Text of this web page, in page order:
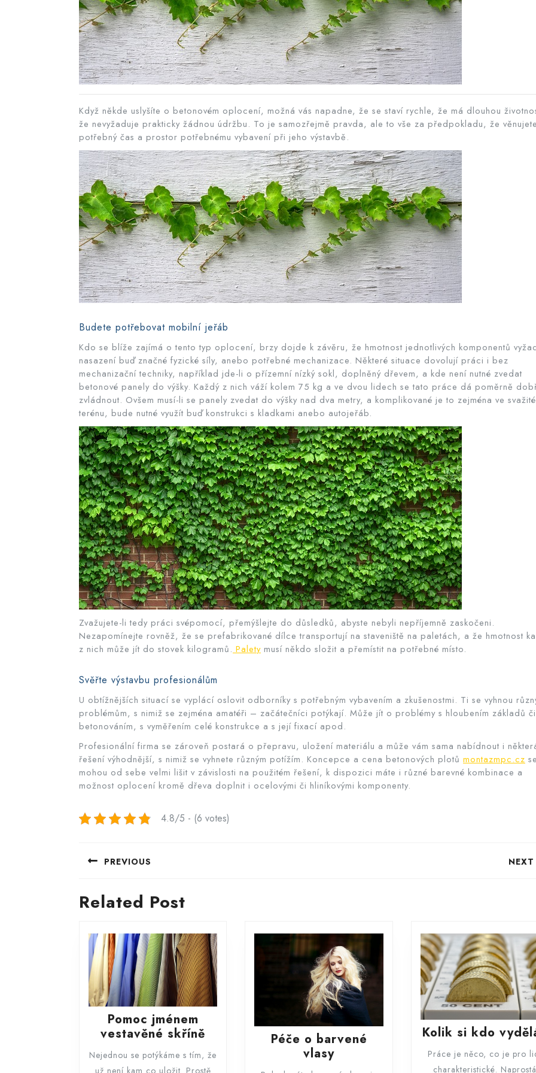
Když někde uslyšíte o betonovém oplocení, možná vás napadne, že se staví rychle, že má dlouhou
že nevyžaduje prakticky žádnou údržbu. To je samozřejmě pravda, ale to vše za předpokladu, že věnujete
potřebný čas a prostor potřebnému vybavení při jeho výstavbě.
Budete potřebovat mobilní jeřáb
Kdo se blíže zajímá o tento typ oplocení, brzy dojde k závěru, že hmotnost jednotlivých komponentů
nasazení buď značné fyzické síly, anebo potřebné mechanizace. Některé situace dovolují práci i bez
mechanizační techniky, například jde-li o přízemní nízký sokl, doplněný dřevem, a kde není nutné zvedat
betonové panely do výšky. Každý z nich váží kolem 75 kg a ve dvou lidech se tato práce dá poměrně
zvládnout. Ovšem musí-li se panely zvedat do výšky nad dva metry, a komplikované je to zejména ve
terénu, bude nutné využít buď konstrukci s kladkami anebo autojeřáb.
Zvažujete-li tedy práci svépomocí, přemýšlejte do důsledků, abyste nebyli nepříjemně zaskočeni.
Nezapomínejte rovněž, že se prefabrikované dílce transportují na staveniště na paletách, a že hmotnost
z nich může jít do stovek kilogramů. Palety musí někdo složit a přemístit na potřebné místo.
Svěřte výstavbu profesionálům
U obtížnějších situací se vyplácí oslovit odborníky s potřebným vybavením a zkušenostmi. Ti se vyhnou
problémům, s nimiž se zejména amatéři – začátečníci potýkají. Může jít o problémy s hloubením základů či
betonováním, s vyměřením celé konstrukce a s její fixací apod.
Profesionální firma se zároveň postará o přepravu, uložení materiálu a může vám sama nabídnout i
řešení výhodnější, s nimiž se vyhnete různým potížím. Koncepce a cena betonových plotů montazmpc.cz
mohou od sebe velmi lišit v závislosti na použitém řešení, k dispozici máte i různé barevné kombinace a
možnost oplocení kromě dřeva doplnit i ocelovými či hliníkovými komponenty.
4.8/5 - (6 votes)
pro
příspěvek
PREVIOUS
Previous
post:
NEXT
Related Post
Pomoc jménem
vestavěné skříně
vestavěné
Nejednou se potýkáme s tím, že
už není kam co uložit. Prostě
Péče o barvené
vlasyPéče
o
Kolik si kdo
Práce je něco, co je pro
charakteristické. Naprostá